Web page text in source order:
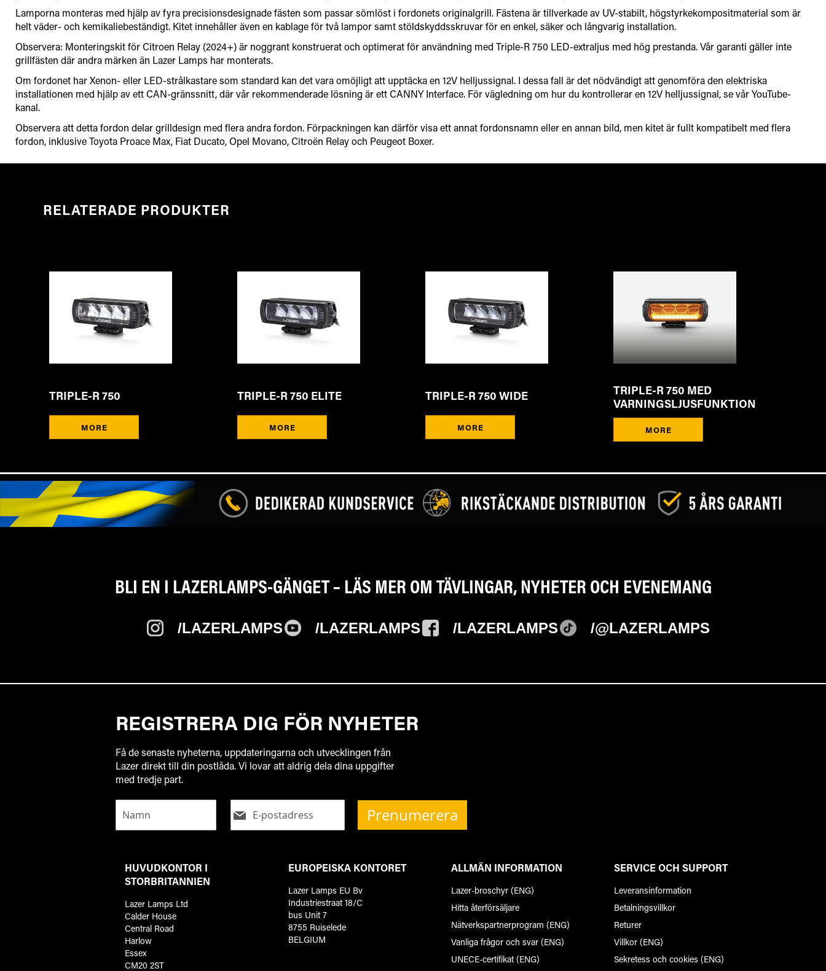
Lamporna monteras med hjälp av fyra precisionsdesignade fästen som passar sömlöst i fordonets originalgrill. Fästena är tillverkade av UV-stabilt, högstyrkekompositmaterial som är
helt väder- och kemikaliebeständigt. Kitet innehåller även en kablage för två lampor samt stöldskyddsskruvar för en enkel, säker och långvarig installation.
Observera: Monteringskit för Citroen Relay (2024+) är noggrant konstruerat och optimerat för användning med Triple-R 750 LED-extraljus med hög prestanda. Vår garanti gäller inte
grillfästen där andra märken än Lazer Lamps har monterats.
Om fordonet har Xenon- eller LED-strålkastare som standard kan det vara omöjligt att upptäcka en 12V helljussignal. I dessa fall är det nödvändigt att genomföra den elektriska
installationen med hjälp av ett CAN-gränssnitt, där vår rekommenderade lösning är ett CANNY Interface. För vägledning om hur du kontrollerar en 12V helljussignal, se vår YouTube-
kanal.
Observera att detta fordon delar grilldesign med flera andra fordon. Förpackningen kan därför visa ett annat fordonsnamn eller en annan bild, men kitet är fullt kompatibelt med flera
fordon, inklusive Toyota Proace Max, Fiat Ducato, Opel Movano, Citroën Relay och Peugeot Boxer.
RELATERADE PRODUKTER
MORE
TRIPLE-R 750
MORE
TRIPLE-R 750 ELITE
MORE
TRIPLE-R 750 WIDE
MORE
TRIPLE-R 750 MED
VARNINGSLJUSFUNKTION
BLI EN I LAZERLAMPS-GÄNGET – LÄS MER OM TÄVLINGAR, NYHETER OCH EVENEMANG
/LAZERLAMPS /LAZERLAMPS /LAZERLAMPS /@LAZERLAMPS
REGISTRERA DIG FÖR NYHETER
Få de senaste nyheterna, uppdateringarna och utvecklingen från
Lazer direkt till din postlåda. Vi lovar att aldrig dela dina uppgifter
med tredje part.
Prenumerera
HUVUDKONTOR I
STORBRITANNIEN
Lazer Lamps Ltd
Calder House
Central Road
Harlow
Essex
CM20 2ST
EUROPEISKA KONTORET
Lazer Lamps EU Bv
Industriestraat 18/C
bus Unit 7
8755 Ruiselede
BELGIUM
ALLMÄN INFORMATION
Lazer-broschyr (ENG)
Hitta återförsäljare
Nätverkspartnerprogram (ENG)
Vanliga frågor och svar (ENG)
UNECE-certifikat (ENG)
SERVICE OCH SUPPORT
Leveransinformation
Betalningsvillkor
Returer
Villkor (ENG)
Sekretess och cookies (ENG)